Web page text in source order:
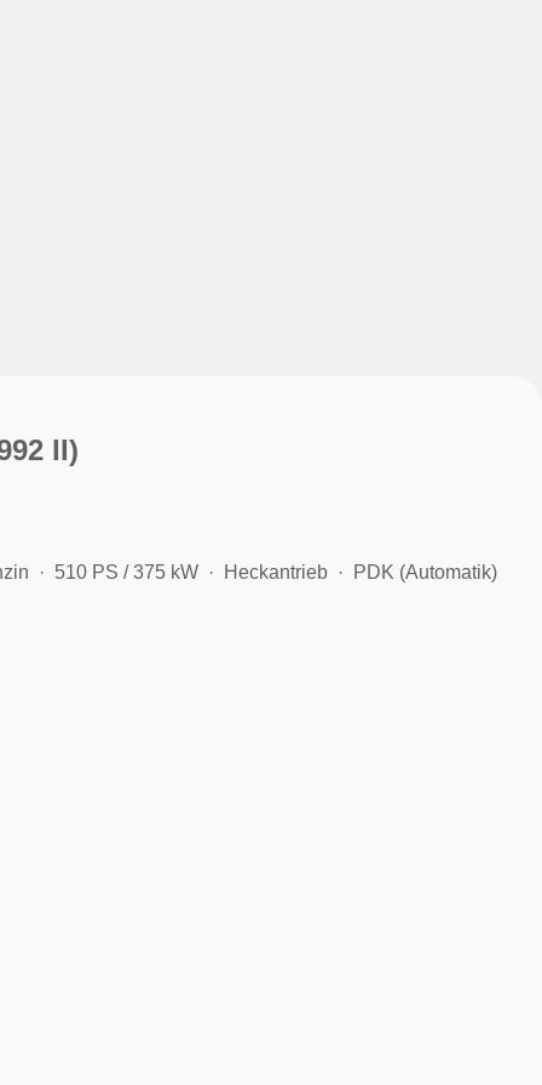
II)
510 PS / 375 kW Heckantrieb
PDK (Automatik)